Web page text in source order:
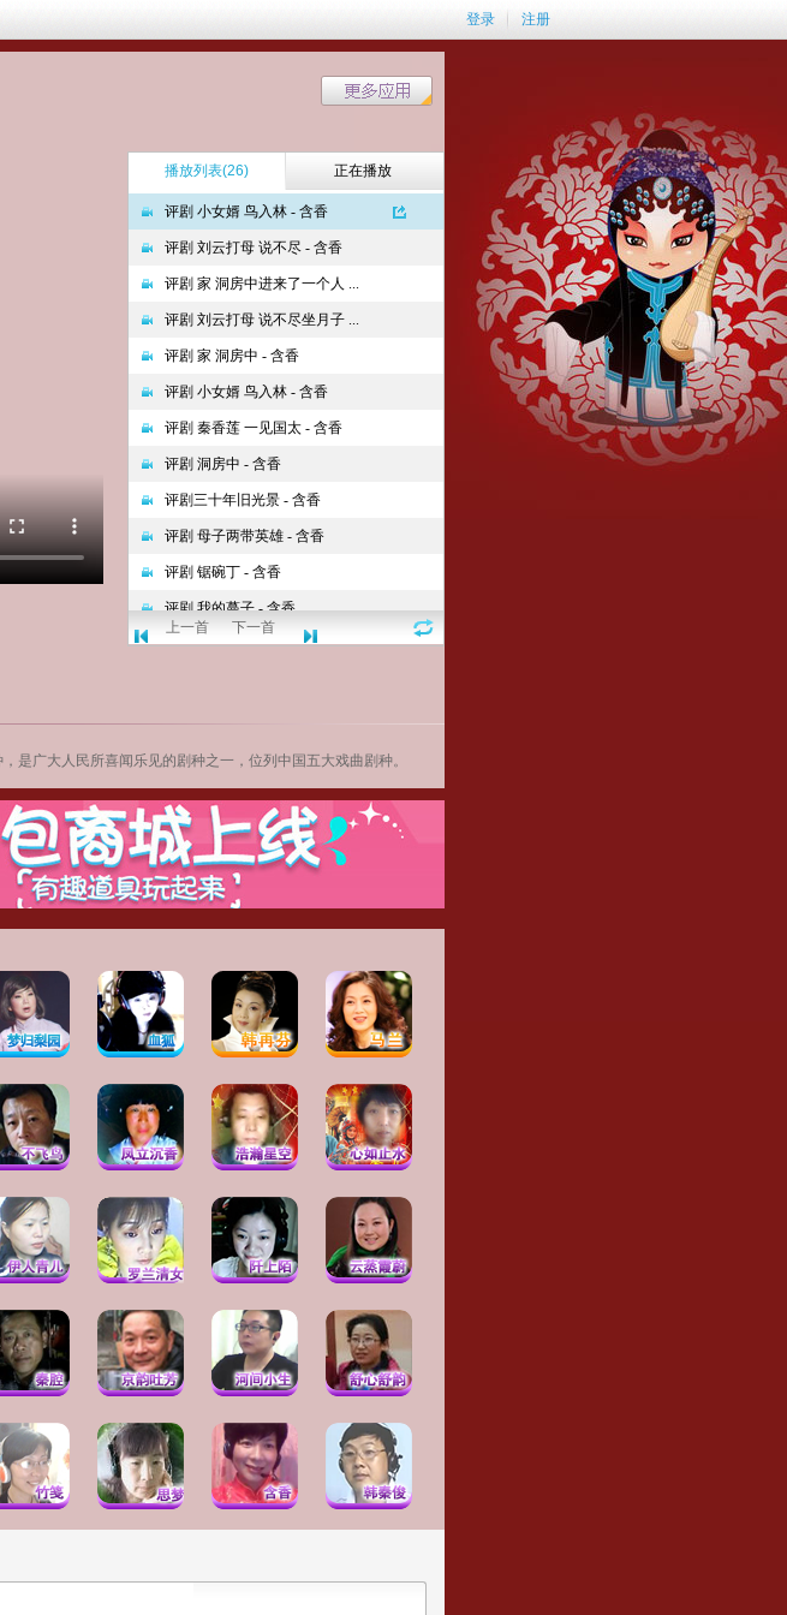
登录 注册
播放列表(26) 正在播放
上一首 下一首
是广大人民所喜闻乐见的剧种之一，位列中国五大戏曲剧种。